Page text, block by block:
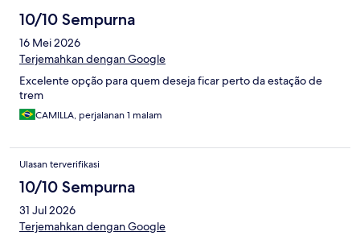
10/10 Sempurna
16 Mei 2026
Terjemahkan dengan Google
Excelente opção para quem deseja ficar perto da estação de
trem
CAMILLA, perjalanan 1 malam
Ulasan terverifikasi
10/10 Sempurna
31 Jul 2026
Terjemahkan dengan Google